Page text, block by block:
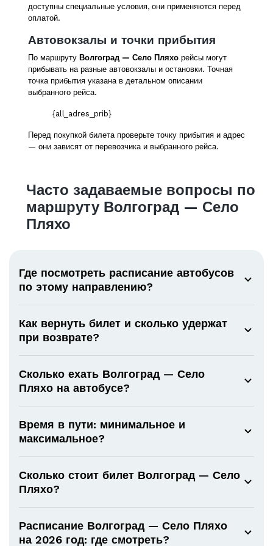
доступны специальные условия, они применяются перед
оплатой.
Автовокзалы и точки прибытия
По маршруту Волгоград — Село Пляхо рейсы могут
прибывать на разные автовокзалы и остановки. Точная
точка прибытия указана в детальном описании
выбранного рейса.
{all_adres_prib}
Перед покупкой билета проверьте точку прибытия и адрес
— они зависят от перевозчика и выбранного рейса.
Часто задаваемые вопросы по
маршруту Волгоград — Село
Пляхо
Где посмотреть расписание автобусов
по этому направлению?
Как вернуть билет и сколько удержат
при возврате?
Сколько ехать Волгоград — Село
Пляхо на автобусе?
Время в пути: минимальное и
максимальное?
Сколько стоит билет Волгоград — Село
Пляхо?
Расписание Волгоград — Село Пляхо
на 2026 год: где смотреть?